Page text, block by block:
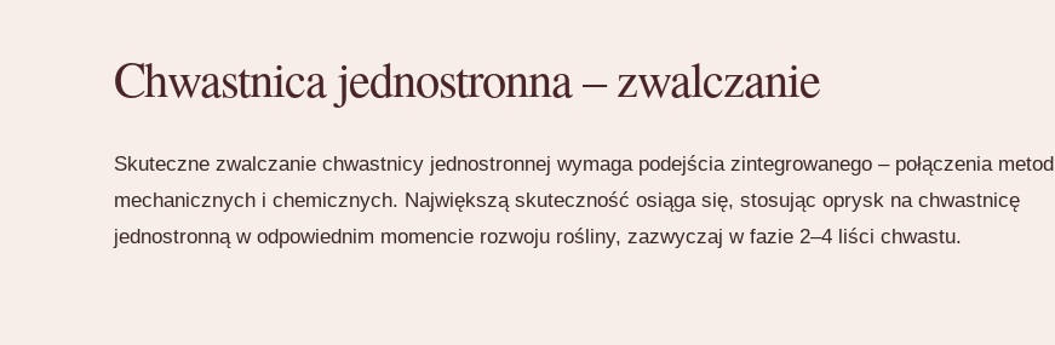
Chwastnica jednostronna – zwalczanie
Skuteczne zwalczanie chwastnicy jednostronnej wymaga podejścia zintegrowanego – połączenia metod
mechanicznych i chemicznych. Największą skuteczność osiąga się, stosując oprysk na chwastnicę
jednostronną w odpowiednim momencie rozwoju rośliny, zazwyczaj w fazie 2–4 liści chwastu.